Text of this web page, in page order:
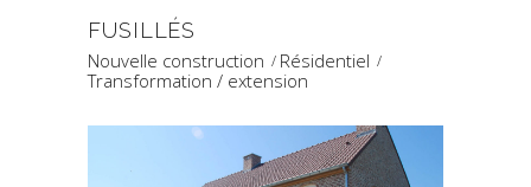
FUSILLÉS
Nouvelle construction
Résidentiel
Transformation / extension